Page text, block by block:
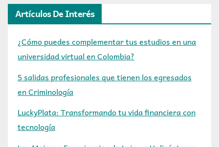
Artículos De Interés
¿Cómo puedes complementar tus estudios en una
universidad virtual en Colombia?
5 salidas profesionales que tienen los egresados
en Criminología
LuckyPlata: Transformando tu vida financiera con
tecnología